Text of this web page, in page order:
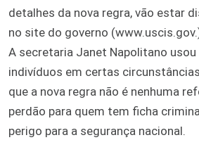
detalhes da nova regra, vão estar
no site do governo
A secretaria Janet Napolitano usou
indivíduos em certas
que a nova regra não é nenhuma
perdão para quem tem ficha
perigo para a segurança nacional.